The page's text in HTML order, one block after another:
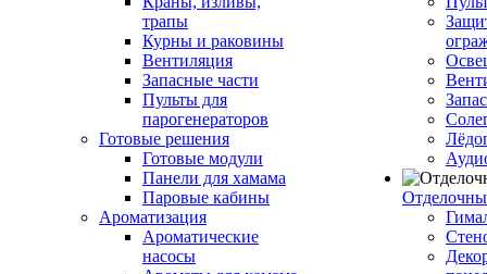
трапы
Курны и раковины
Вентиляция
Запасные части
Пульты для
парогенераторов
Готовые решения
Готовые модули
Панели для хамама
Паровые кабины
Ароматизация
Ароматические
насосы